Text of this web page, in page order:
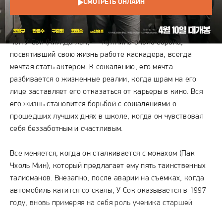
СМОТРЕТЬ ОНЛАЙН
СЮЖЕТ
Чон У Сок (Ким Да Хён) — мужчина около сорока,
посвятивший свою жизнь работе каскадера, всегда
мечтая стать актером. К сожалению, его мечта
разбивается о жизненные реалии, когда шрам на его
лице заставляет его отказаться от карьеры в кино. Вся
его жизнь становится борьбой с сожалениями о
прошедших лучших днях в школе, когда он чувствовал
себя беззаботным и счастливым.
Все меняется, когда он сталкивается с монахом (Пак
Чхоль Мин), который предлагает ему пять таинственных
талисманов. Внезапно, после аварии на съемках, когда
автомобиль катится со скалы, У Сок оказывается в 1997
году, вновь примеряя на себя роль ученика старшей